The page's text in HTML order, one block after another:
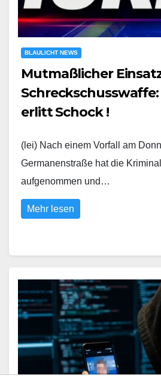
BLAULICHT NEWS
Mutmaßlicher
erlitt Schock !
(lei) Nach einem Vorfall am
Germanenstraße hat die
aufgenommen und…
Mehr lesen